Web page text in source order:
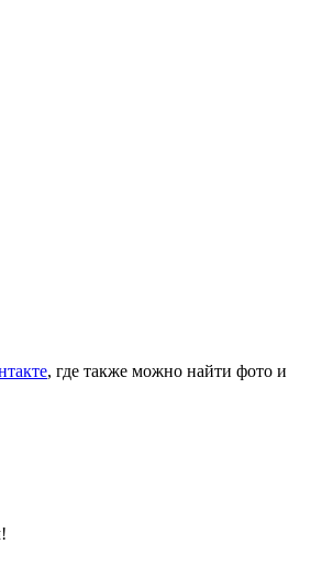
, где также можно найти фото и